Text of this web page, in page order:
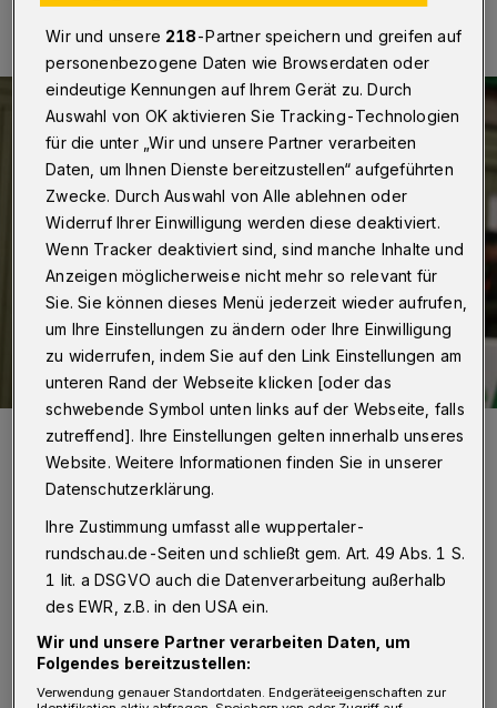
WSV-Trainer Mike Wunderlich.
Foto: Rundschau/Dirk Freund
Von Jörn Koldehoff
M ike Wunderlich (Trainer des
Wuppertaler SV): „Wenn du 0:4
Wir und unsere 218-Partner speichern und greifen auf
personenbezogene Daten wie Browserdaten oder
eindeutige Kennungen auf Ihrem Gerät zu. Durch
Auswahl von OK aktivieren Sie Tracking-Technologien
für die unter „Wir und unsere Partner verarbeiten
Daten, um Ihnen Dienste bereitzustellen“ aufgeführten
Zwecke. Durch Auswahl von Alle ablehnen oder
Widerruf Ihrer Einwilligung werden diese deaktiviert.
Wenn Tracker deaktiviert sind, sind manche Inhalte und
Anzeigen möglicherweise nicht mehr so relevant für
Sie. Sie können dieses Menü jederzeit wieder aufrufen,
um Ihre Einstellungen zu ändern oder Ihre Einwilligung
zu widerrufen, indem Sie auf den Link Einstellungen am
unteren Rand der Webseite klicken [oder das
schwebende Symbol unten links auf der Webseite, falls
zutreffend]. Ihre Einstellungen gelten innerhalb unseres
Website. Weitere Informationen finden Sie in unserer
Datenschutzerklärung.
Ihre Zustimmung umfasst alle wuppertaler-
rundschau.de-Seiten und schließt gem. Art. 49 Abs. 1 S.
1 lit. a DSGVO auch die Datenverarbeitung außerhalb
des EWR, z.B. in den USA ein.
Wir und unsere Partner verarbeiten Daten, um
Folgendes bereitzustellen:
Verwendung genauer Standortdaten. Endgeräteeigenschaften zur